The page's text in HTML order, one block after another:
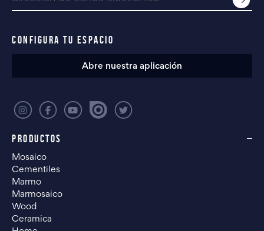
PRODUCTOS
Mosaico
Cementiles
Marmo
Marmosaico
Wood
Ceramica
CONFIGURA TU ESPACIO
Abre nuestra aplicación